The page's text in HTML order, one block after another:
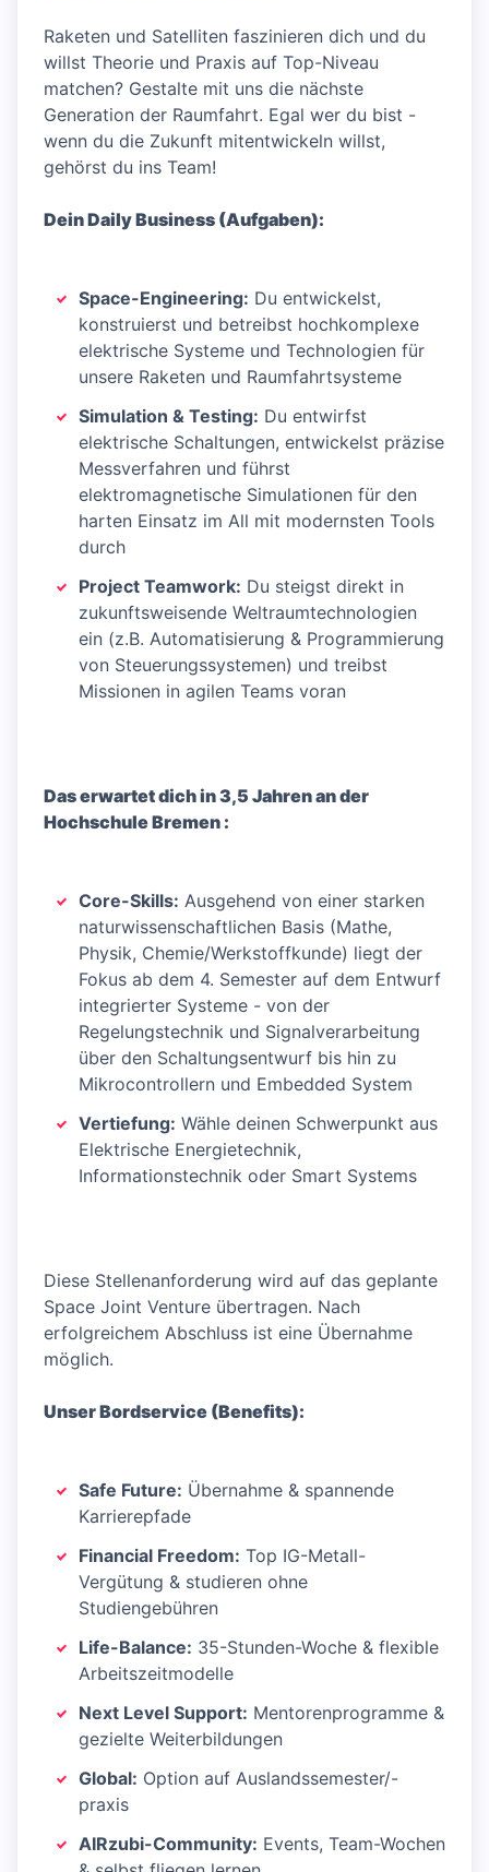
Raketen und Satelliten faszinieren dich und du
willst Theorie und Praxis auf Top-Niveau
matchen? Gestalte mit uns die nächste
Generation der Raumfahrt. Egal wer du bist -
wenn du die Zukunft mitentwickeln willst,
gehörst du ins Team!
Dein Daily Business (Aufgaben):
Space-Engineering: Du entwickelst,
konstruierst und betreibst hochkomplexe
elektrische Systeme und Technologien für
unsere Raketen und Raumfahrtsysteme
Simulation & Testing: Du entwirfst
elektrische Schaltungen, entwickelst präzise
Messverfahren und führst
elektromagnetische Simulationen für den
harten Einsatz im All mit modernsten Tools
durch
Project Teamwork: Du steigst direkt in
zukunftsweisende Weltraumtechnologien
ein (z.B. Automatisierung & Programmierung
von Steuerungssystemen) und treibst
Missionen in agilen Teams voran
Das erwartet dich in 3,5 Jahren an der
Hochschule Bremen :
Core-Skills: Ausgehend von einer starken
naturwissenschaftlichen Basis (Mathe,
Physik, Chemie/Werkstoffkunde) liegt der
Fokus ab dem 4. Semester auf dem Entwurf
integrierter Systeme - von der
Regelungstechnik und Signalverarbeitung
über den Schaltungsentwurf bis hin zu
Mikrocontrollern und Embedded System
Vertiefung: Wähle deinen Schwerpunkt aus
Elektrische Energietechnik,
Informationstechnik oder Smart Systems
Diese Stellenanforderung wird auf das geplante
Space Joint Venture übertragen. Nach
erfolgreichem Abschluss ist eine Übernahme
möglich.
Unser Bordservice (Benefits):
Safe Future: Übernahme & spannende
Karrierepfade
Financial Freedom: Top IG-Metall-
Vergütung & studieren ohne
Studiengebühren
Life-Balance: 35-Stunden-Woche & flexible
Arbeitszeitmodelle
Next Level Support: Mentorenprogramme &
gezielte Weiterbildungen
Global: Option auf Auslandssemester/-
praxis
AIRzubi-Community: Events, Team-Wochen